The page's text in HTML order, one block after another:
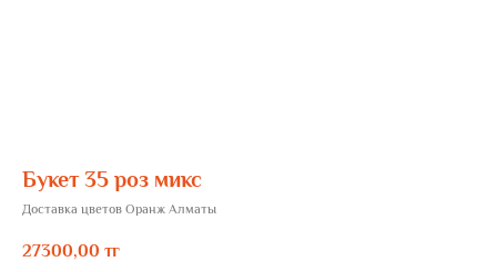
Букет 35 роз микс
Доставка цветов Оранж Алматы
27300,00 тг